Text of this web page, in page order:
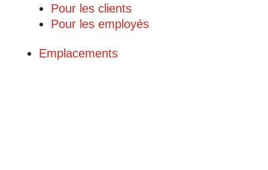
Pour les clients
Pour les employés
Emplacements